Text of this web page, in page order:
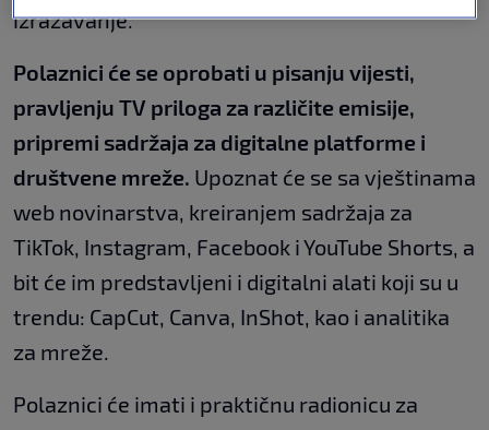
izražavanje.
Polaznici će se oprobati u pisanju vijesti,
pravljenju TV priloga za različite emisije,
pripremi sadržaja za digitalne platforme i
društvene mreže. Upoznat će se sa vještinama
web novinarstva, kreiranjem sadržaja za
TikTok, Instagram, Facebook i YouTube Shorts, a
bit će im predstavljeni i digitalni alati koji su u
trendu: CapCut, Canva, InShot, kao i analitika
za mreže.
Polaznici će imati i praktičnu radionicu za